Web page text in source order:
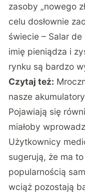
zasoby „nowego
celu dosłownie
świecie – Salar
imię pieniądza i
rynku są bardzo
Czytaj też:
nasze
Pojawiają się
miałoby
Użytkownicy
sugerują, że ma
popularnością
wciąż pozostają